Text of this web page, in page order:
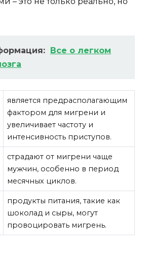
Все о легком
является предрасполагающим
фактором для мигрени и
увеличивает частоту и
интенсивность приступов.
страдают от мигрени чаще
мужчин, особенно в период
месячных циклов.
продукты питания, такие как
шоколад и сыры, могут
провоцировать мигрень.